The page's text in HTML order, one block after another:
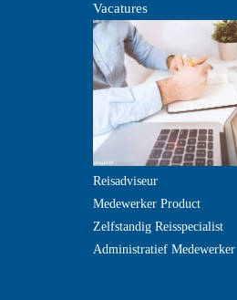
Vacatures
Reisadviseur
Medewerker Product
Zelfstandig Reisspecialist
Administratief Medewerker